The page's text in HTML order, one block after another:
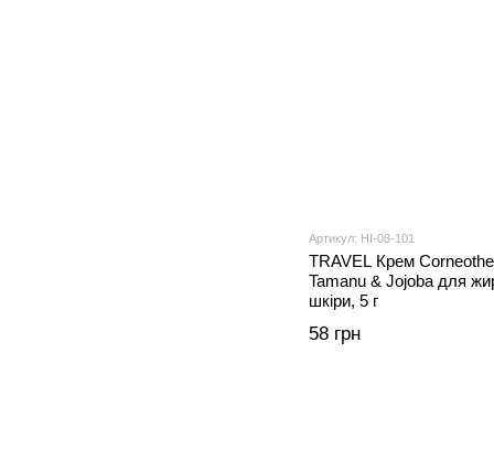
Артикул: HI-08-101
TRAVEL Крем
Tamanu & Jojoba для
шкіри, 5 г
58 грн